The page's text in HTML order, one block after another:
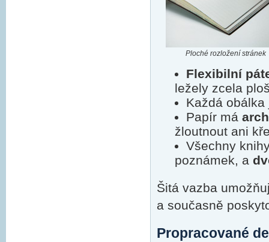
Ploché rozložení stránek
Flexibilní
ležely zcela
Každá
Papír má
žloutnout ani
Všechny
poznámek, a
Šitá vazba
a současně
Propracované